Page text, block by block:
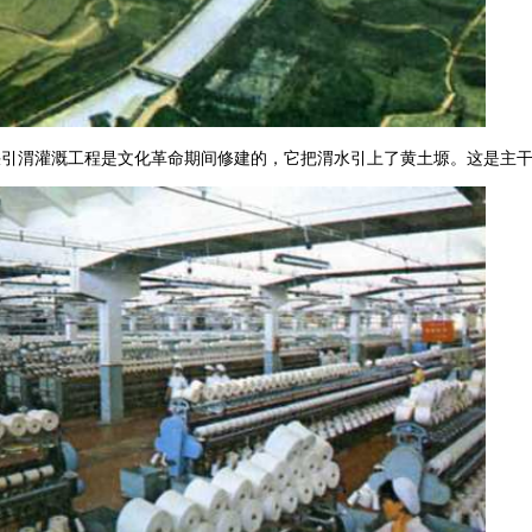
渭灌溉工程是文化革命期间修建的，它把渭水引上了黄土塬。这是主